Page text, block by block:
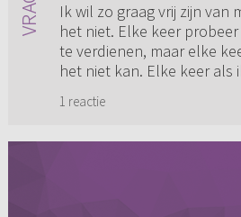
Ik wil zo graag vrij zijn van
het niet. Elke keer
te verdienen, maar elke
het niet kan. Elke keer als
1 reactie